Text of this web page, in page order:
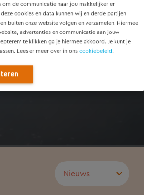
om de communicatie naar jou makkelijker en
cookies en data kunnen wij en derde partijen
buiten onze website volgen en verzamelen. Hiermee
advertenties en communicatie aan jouw
te klikken ga je hiermee akkoord. Je kunt je
Lees er meer over in ons cookiebeleid.